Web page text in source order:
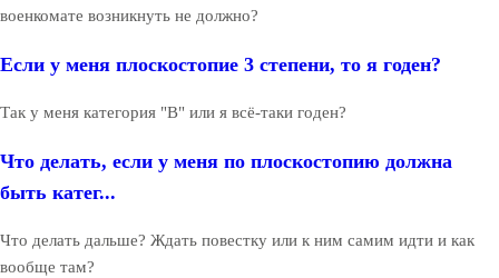
военкомате возникнуть не должно?
Если у меня плоскостопие 3 степени, то я годен?
Так у меня категория "В" или я всё-таки годен?
Что делать, если у меня по плоскостопию должна
быть катег...
Что делать дальше? Ждать повестку или к ним самим идти и как
вообще там?